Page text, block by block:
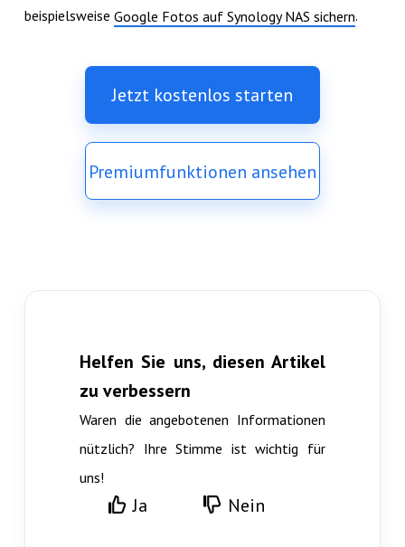
beispielsweise Google Fotos auf Synology NAS sichern.
Jetzt kostenlos starten
Premiumfunktionen ansehen
Helfen Sie uns, diesen Artikel
zu verbessern
Waren die angebotenen Informationen
nützlich? Ihre Stimme ist wichtig für
uns!
Ja Nein